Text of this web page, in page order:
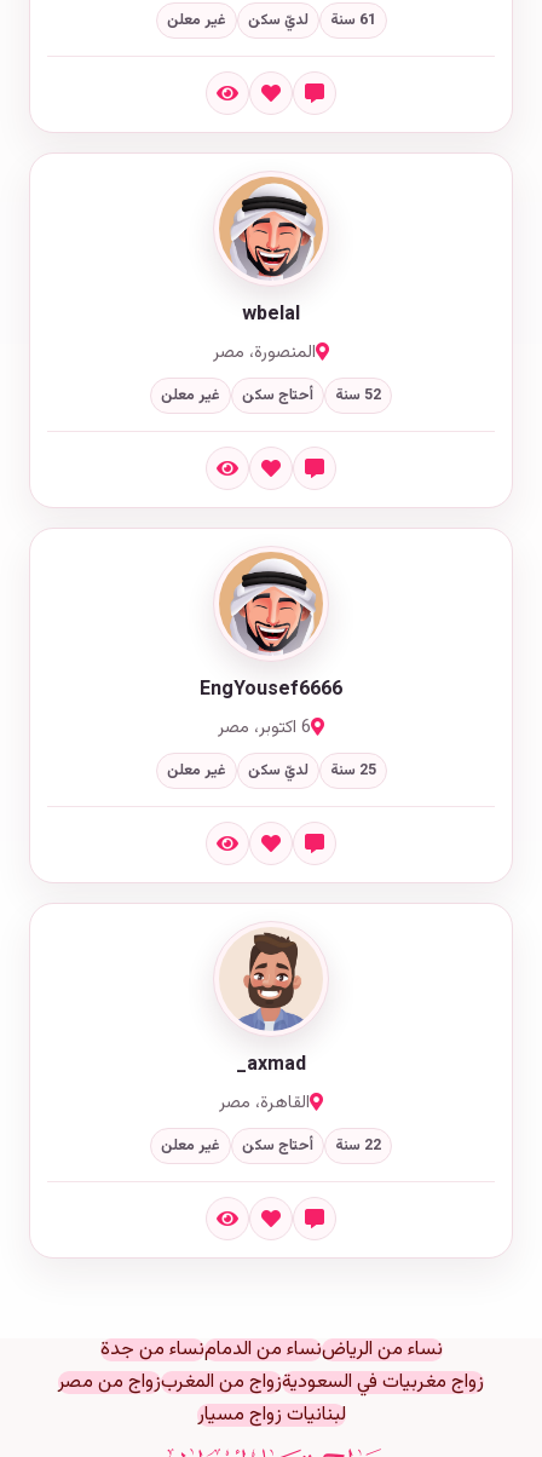
61 سنة لديّ سكن غير معلن
wbelal
المنصورة، مصر
52 سنة أحتاج سكن غير معلن
EngYousef6666
6 اكتوبر، مصر
25 سنة لديّ سكن غير معلن
axmad_
القاهرة، مصر
22 سنة أحتاج سكن غير معلن
نساء من الرياضنساء من الدمامنساء من جدة
زواج مغربيات في السعوديةزواج من المغربزواج من مصر
لبنانيات زواج مسيار